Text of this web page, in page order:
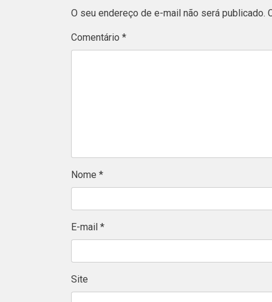
O seu endereço de e-mail não será publicado.
Comentário *
Nome *
E-mail *
Site